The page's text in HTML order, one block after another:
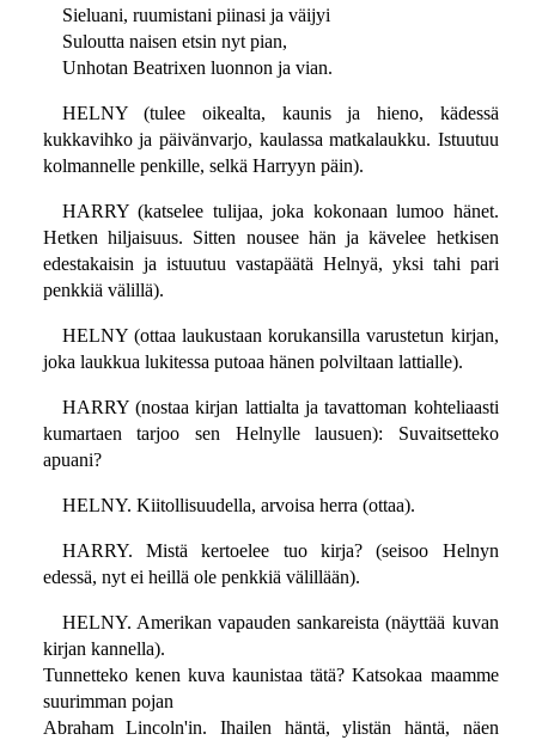
Sieluani, ruumistani piinasi ja väijyi
Suloutta naisen etsin nyt pian,
Unhotan Beatrixen luonnon ja vian.
HELNY (tulee oikealta, kaunis ja hieno, kädessä
kukkavihko ja päivänvarjo, kaulassa matkalaukku. Istuutuu
kolmannelle penkille, selkä Harryyn päin).
HARRY (katselee tulijaa, joka kokonaan lumoo hänet.
Hetken hiljaisuus. Sitten nousee hän ja kävelee hetkisen
edestakaisin ja istuutuu vastapäätä Helnyä, yksi tahi pari
penkkiä välillä).
HELNY (ottaa laukustaan korukansilla varustetun kirjan,
joka laukkua lukitessa putoaa hänen polviltaan lattialle).
HARRY (nostaa kirjan lattialta ja tavattoman kohteliaasti
kumartaen tarjoo sen Helnylle lausuen): Suvaitsetteko
apuani?
HELNY. Kiitollisuudella, arvoisa herra (ottaa).
HARRY. Mistä kertoelee tuo kirja? (seisoo Helnyn
edessä, nyt ei heillä ole penkkiä välillään).
HELNY. Amerikan vapauden sankareista (näyttää kuvan
kirjan kannella).
Tunnetteko kenen kuva kaunistaa tätä? Katsokaa maamme
suurimman pojan
Abraham Lincoln'in. Ihailen häntä, ylistän häntä, näen